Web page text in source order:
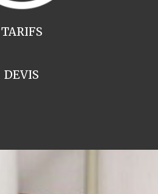
TARIFS
DEVIS